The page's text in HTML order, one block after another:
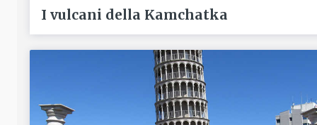
I vulcani della Kamchatka